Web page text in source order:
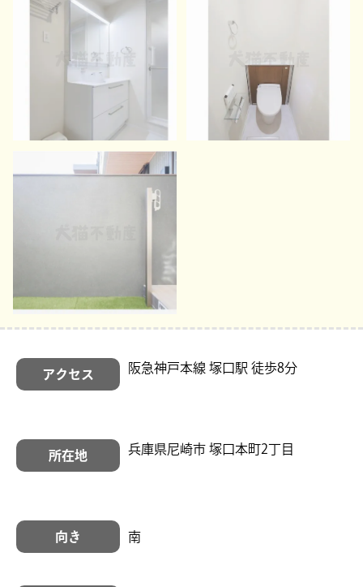
アクセス 阪急神戸本線 塚口駅 徒歩8分
所在地 兵庫県尼崎市 塚口本町2丁目
向き 南